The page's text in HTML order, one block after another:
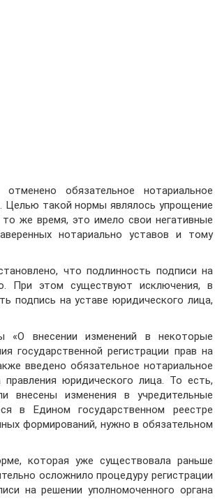
обязательное нотариальное
Целью такой нормы являлось упрощение
же время, это имело свои негативные
нотариально уставов и тому
что подлинность подписи на
При этом существуют исключения, в
подпись на уставе юридического лица,
внесении изменений в некоторые
государственной регистрации прав на
введено обязательное нотариальное
юридического лица. То есть,
внесены изменения в учредительные
в Едином государственном реестре
формирований, нужно в обязательном
которая уже существовала раньше
осложнило процедуру регистрации
на решении уполномоченного органа